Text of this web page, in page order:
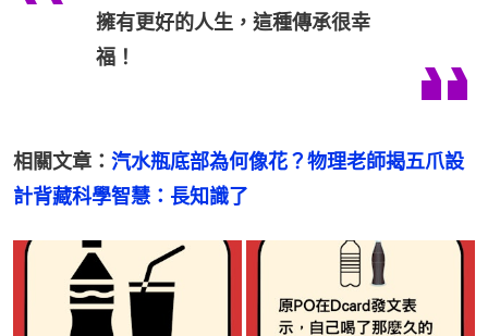
擁有更好的人生，這種傳承很幸
福！
相關文章： 汽水瓶底部為何像花？物理老師揭五爪設
計背藏科學智慧：長知識了